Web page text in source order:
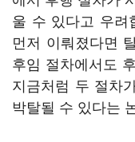
울 수 있다고 우려
먼저 이뤄졌다면
후임 절차에서도
지금처럼 두 절차
박탈될 수 있다는